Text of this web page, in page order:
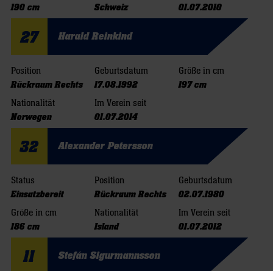
190 cm
Schweiz
01.07.2010
27 Harald Reinkind
Position
Rückraum Rechts
Geburtsdatum
17.08.1992
Größe in cm
197 cm
Nationalität
Norwegen
Im Verein seit
01.07.2014
32 Alexander Petersson
Status
Einsatzbereit
Position
Rückraum Rechts
Geburtsdatum
02.07.1980
Größe in cm
186 cm
Nationalität
Island
Im Verein seit
01.07.2012
11 Stefán Sigurmannsson